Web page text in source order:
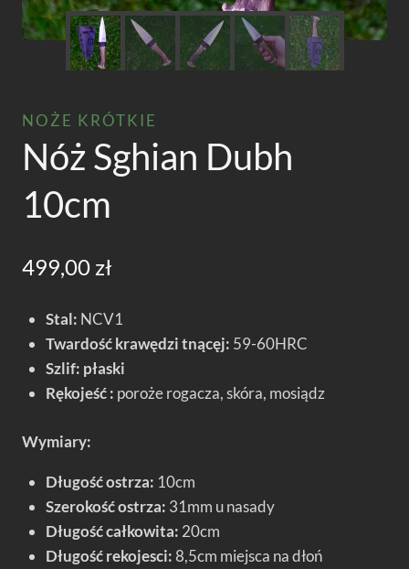
NOŻE KRÓTKIE
Nóż Sghian Dubh
10cm
499,00 zł
Stal: NCV1
Twardość krawędzi tnącęj: 59-60HRC
Szlif: płaski
Rękojeść : poroże rogacza, skóra, mosiądz
Wymiary:
Długość ostrza: 10cm
Szerokość ostrza: 31mm u nasady
Długość całkowita: 20cm
Długość rekojesci:8,5cm miejsca na dłoń